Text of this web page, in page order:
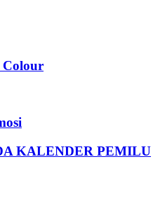
KALENDER PEMILU